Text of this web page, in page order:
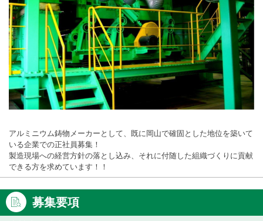
アルミニウム鋳物メーカーとして、既に岡山で確固とした地位を築いて
いる企業での正社員募集！
製造現場への経営方針の落とし込み、それに付随した組織づくりに貢献
できる方を求めています！！
募集要項